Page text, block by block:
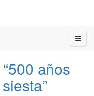
años